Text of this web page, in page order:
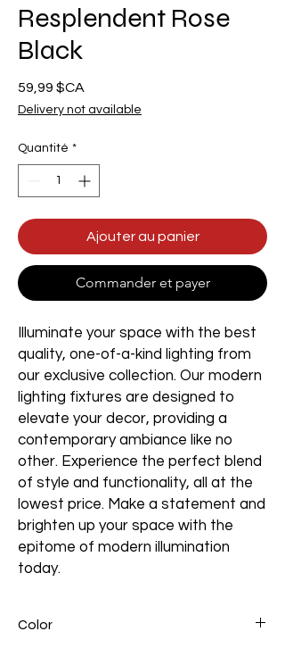
Resplendent Rose
Black
59,99 $CA
Delivery not available
Quantité *
Ajouter au panier
Commander et payer
Illuminate your space with the best
quality, one-of-a-kind lighting from
our exclusive collection. Our modern
lighting fixtures are designed to
elevate your decor, providing a
contemporary ambiance like no
other. Experience the perfect blend
of style and functionality, all at the
lowest price. Make a statement and
brighten up your space with the
epitome of modern illumination
today.
Color